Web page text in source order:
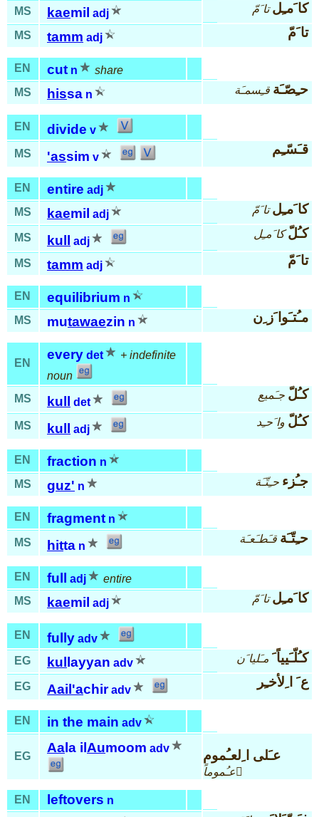
MS
kaemil adj كا َمـِل تا َمّ
MS tamm adj تا َمّ
EN cut n
share
MS
hissa n حـِصّـَة قـِسمـَة
EN divide v
MS
'assim v
قـَسّـِم
EN entire adj
MS
kaemil adj كا َمـِل تا َمّ
MS kull adj
كـُلّ كا َمـِل
MS tamm adj تا َمّ
EN equilibrium n
MS
mutawaezin n مـُتـَوا َز ِن
EN
every det
+ indefinite
noun
MS
kull det
كـُلّ جـَميع
MS kull adj
كـُلّ وا َحـِد
EN fraction n
MS
guz' n جـُزء حـِتّـَة
EN fragment n
MS
hitta n
حـِتّـَة قـَطـَعـَة
EN full adj
entire
MS
kaemil adj كا َمـِل تا َمّ
EN fully adv
EG
kul layyan adv كـُلّـَيياً َ مـَليا َن
EG Aail 'achir adv
ع َ ا ِلأخـِر
EN in the main adv
EG
Aa la il Aumoom adv عـَلى ا ِلعـُموم
عـُموماً َ
EN leftovers n